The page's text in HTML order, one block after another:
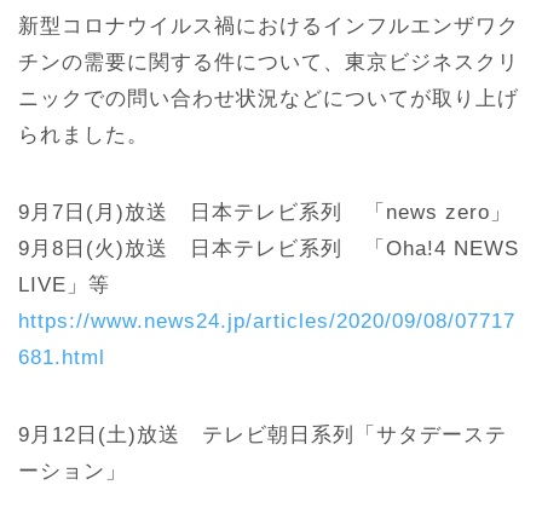
新型コロナウイルス禍におけるインフルエンザワク
チンの需要に関する件について、東京ビジネスクリ
ニックでの問い合わせ状況などについてが取り上げ
られました。
9月7日(月)放送 日本テレビ系列 「news zero」
9月8日(火)放送 日本テレビ系列 「Oha!4 NEWS
LIVE」等
https://www.news24.jp/articles/2020/09/08/07717
681.html
9月12日(土)放送 テレビ朝日系列「サタデーステ
ーション」